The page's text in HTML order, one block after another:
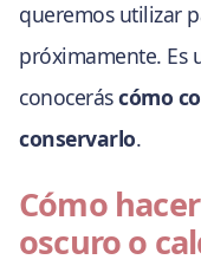
queremos utilizar
próximamente. Es
conoceráscómo
conservarlo.
Cómo
oscuro o